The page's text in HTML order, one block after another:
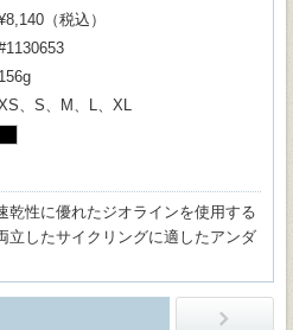
（税込）
156g
、S、M、L、XL
乾性に優れたジオラインを使用する
立したサイクリングに適したアンダ